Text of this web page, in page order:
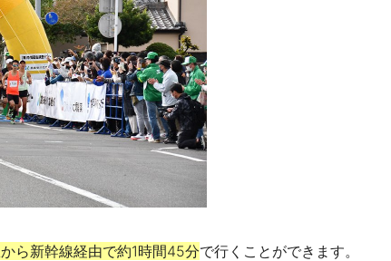
ら新幹線経由で約1時間45分で行くことができます。